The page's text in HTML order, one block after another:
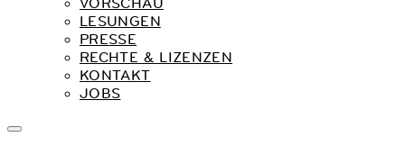
LESUNGEN
PRESSE
RECHTE & LIZENZEN
KONTAKT
JOBS